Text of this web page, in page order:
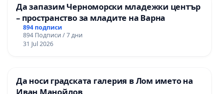
Да запазим Черноморски младежки център
– пространство за младите на Варна
894 подписи
894 Подписи / 7 дни
31 Jul 2026
Да носи градската галерия в Лом името на